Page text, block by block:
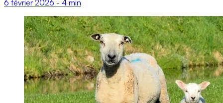
6 février 2026 - 4 min